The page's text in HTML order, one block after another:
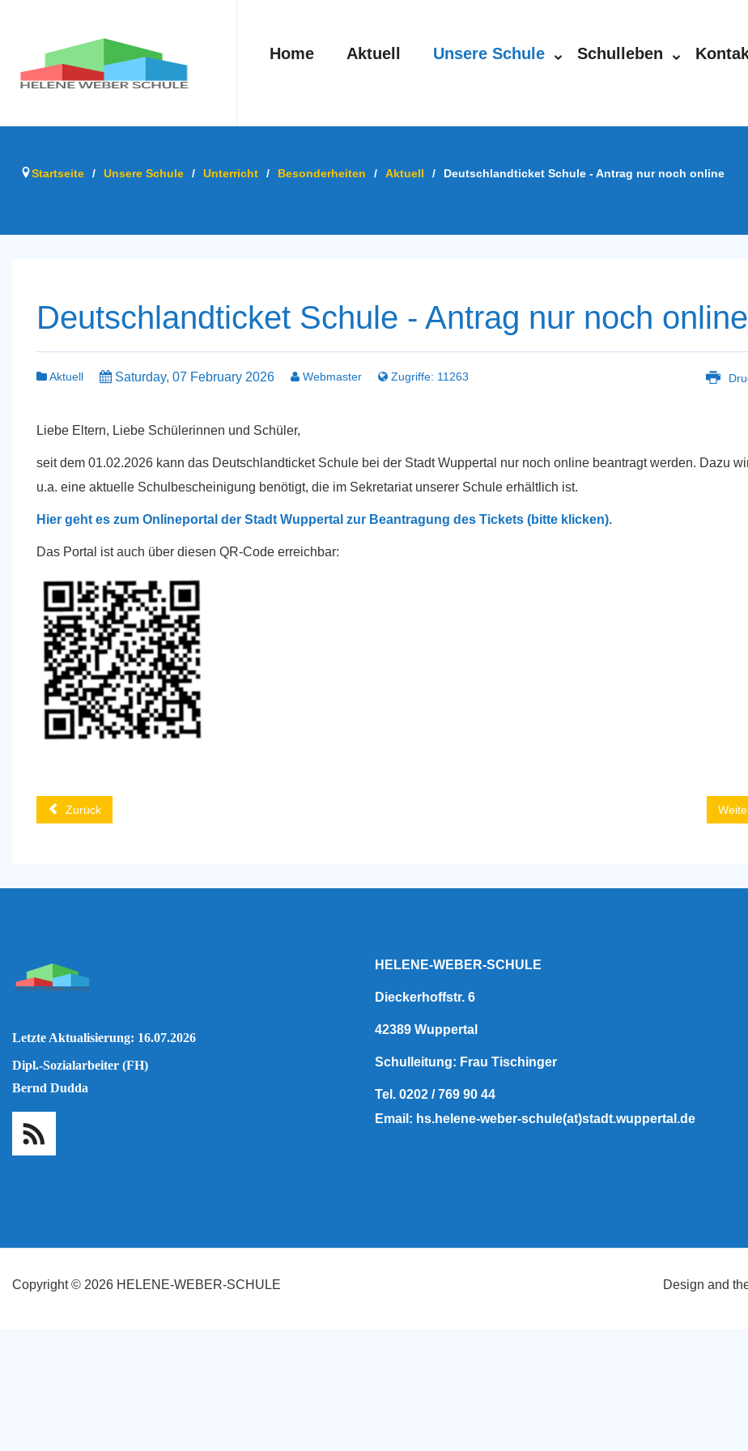
Home Aktuell Unsere Schule Schulleben
Startseite / Unsere Schule / Unterricht / Besonderheiten / Aktuell / Deutschlandticket Schule - Antrag nur noch online
Deutschlandticket Schule - Antrag nur noch online
Aktuell Saturday, 07 February 2026 Webmaster Zugriffe: 11263
Liebe Eltern, Liebe Schülerinnen und Schüler,
seit dem 01.02.2026 kann das Deutschlandticket Schule bei der Stadt Wuppertal nur noch online beantragt werden. Dazu
u.a. eine aktuelle Schulbescheinigung benötigt, die im Sekretariat unserer Schule erhältlich ist.
Hier geht es zum Onlineportal der Stadt Wuppertal zur Beantragung des Tickets (bitte klicken).
Das Portal ist auch über diesen QR-Code erreichbar:
Zurück
Letzte Aktualisierung: 16.07.2026
Dipl.-Sozialarbeiter (FH)
Bernd Dudda
HELENE-WEBER-SCHULE
Dieckerhoffstr. 6
42389 Wuppertal
Schulleitung: Frau Tischinger
Tel. 0202 / 769 90 44
Email: hs.helene-weber-schule(at)stadt.wuppertal.de
Copyright © 2026 HELENE-WEBER-SCHULE Design and